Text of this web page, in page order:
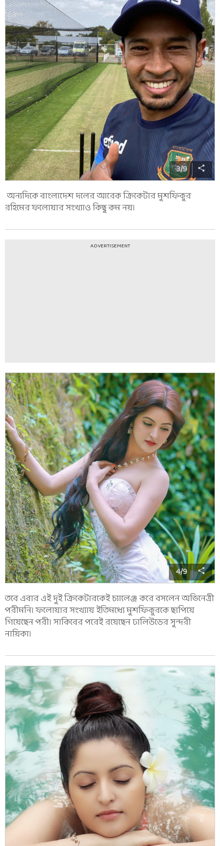
3/9
অন্যদিকে বাংলাদেশ দলের আরেক ক্রিকেটার মুশফিকুর
রহিমের ফলোয়ার সংখ্যাও কিছু কম নয়।
ADVERTISEMENT
4/9
তবে এবার এই দুই ক্রিকেটারকেই চ্যালেঞ্জ করে বসলেন অভিনেত্রী
পরীমনি। ফলোয়ার সংখ্যায় ইতিমধ্যে মুশফিকুরকে ছাপিয়ে
গিয়েছেন পরী। সাকিবের পরেই রয়েছেন ঢালিউডের সুন্দরী
নায়িকা।